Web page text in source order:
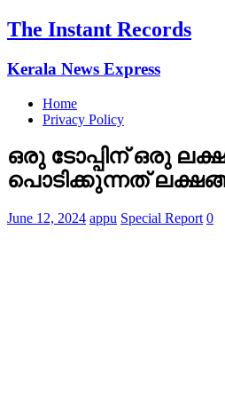
The Instant Records
Kerala News Express
Home
Privacy Policy
ഒരു ടോപ്പിന് ഒരു
പൊടിക്കുന്നത്
June 12, 2024 appu Special Report 0